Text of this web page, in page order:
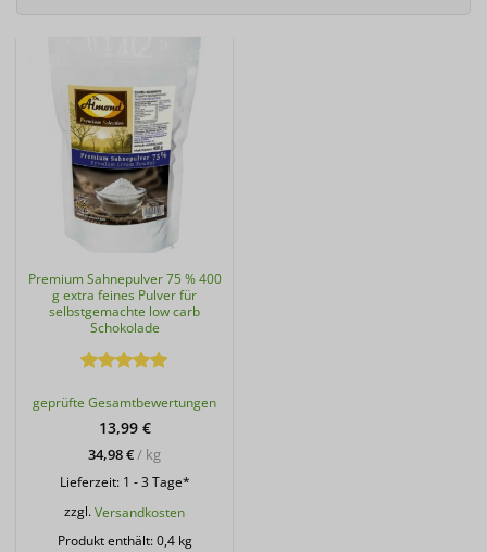
Premium Sahnepulver 75 % 400
g extra feines Pulver für
selbstgemachte low carb
Schokolade
mit4.94
von 5
geprüfte Gesamtbewertungen
13,99 €
34,98€/ kg
Lieferzeit: 1 - 3 Tage*
zzgl.Versandkosten
Produkt enthält: 0,4 kg